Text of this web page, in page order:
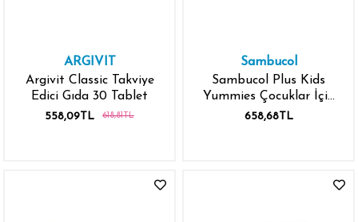
ARGIVIT
Argivit Classic Takviye
Edici Gıda 30 Tablet
558,09TL 618,81TL
Sambucol
Sambucol Plus Kids
Yummies Çocuklar İçin
Takviye Edici Gıda 60
658,68TL